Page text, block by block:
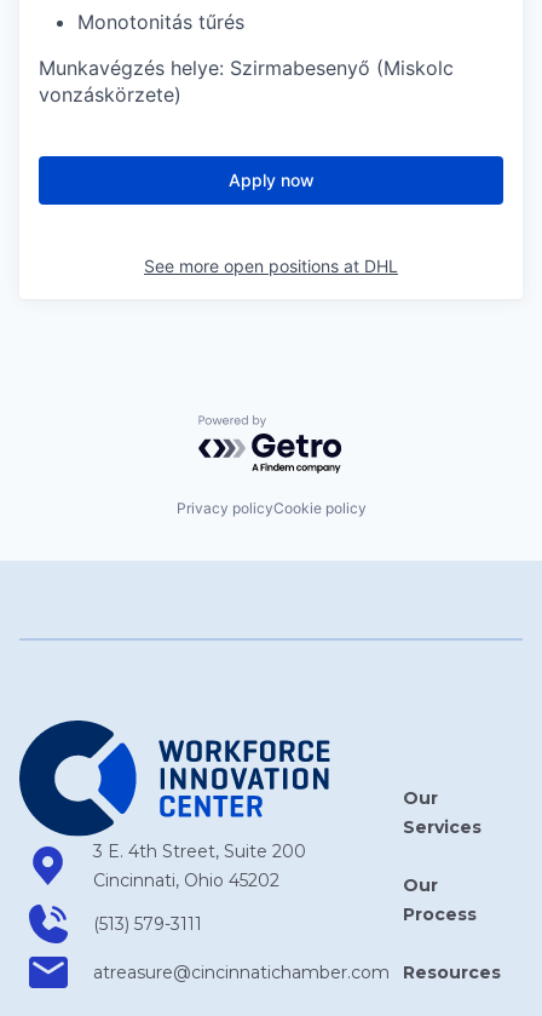
Monotonitás tűrés
Munkavégzés helye: Szirmabesenyő (Miskolc
vonzáskörzete)
Apply now
See more open positions at DHL
Powered by Getro.com
Privacy policyCookie policy
3 E. 4th Street, Suite 200
Cincinnati, Ohio 45202
(513) 579-3111
atreasure​@cincinnatichamber​.com
Our
Services
Our
Process
Resources